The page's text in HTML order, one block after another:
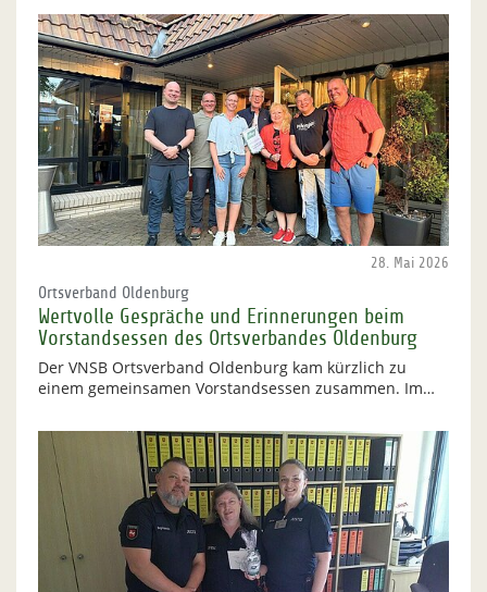
28. Mai 2026
Ortsverband Oldenburg
Wertvolle Gespräche und Erinnerungen beim
Vorstandsessen des Ortsverbandes Oldenburg
Der VNSB Ortsverband Oldenburg kam kürzlich zu
einem gemeinsamen Vorstandsessen zusammen. Im…